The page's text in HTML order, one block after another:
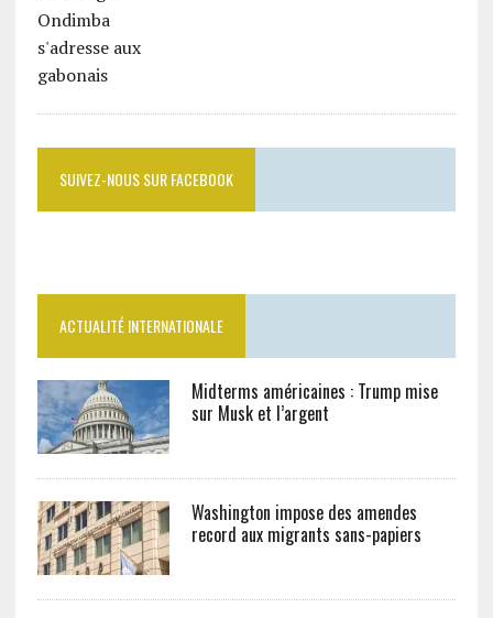
SUIVEZ-NOUS SUR FACEBOOK
ACTUALITÉ INTERNATIONALE
Midterms américaines : Trump mise
sur Musk et l’argent
Washington impose des amendes
record aux migrants sans-papiers